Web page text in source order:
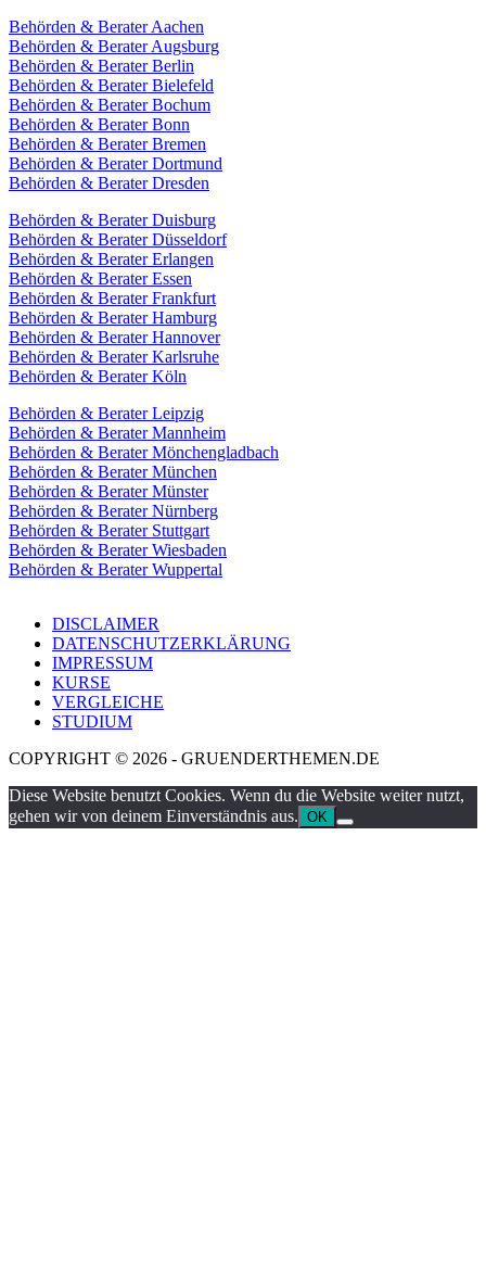
Behörden & Berater Aachen
Behörden & Berater Augsburg
Behörden & Berater Berlin
Behörden & Berater Bielefeld
Behörden & Berater Bochum
Behörden & Berater Bonn
Behörden & Berater Bremen
Behörden & Berater Dortmund
Behörden & Berater Dresden
Behörden & Berater Duisburg
Behörden & Berater Düsseldorf
Behörden & Berater Erlangen
Behörden & Berater Essen
Behörden & Berater Frankfurt
Behörden & Berater Hamburg
Behörden & Berater Hannover
Behörden & Berater Karlsruhe
Behörden & Berater Köln
Behörden & Berater Leipzig
Behörden & Berater Mannheim
Behörden & Berater Mönchengladbach
Behörden & Berater München
Behörden & Berater Münster
Behörden & Berater Nürnberg
Behörden & Berater Stuttgart
Behörden & Berater Wiesbaden
Behörden & Berater Wuppertal
DISCLAIMER
DATENSCHUTZERKLÄRUNG
IMPRESSUM
KURSE
VERGLEICHE
STUDIUM
COPYRIGHT © 2026 - GRUENDERTHEMEN.DE
Diese Website benutzt Cookies. Wenn du die Website weiter nutzt,
gehen wir von deinem Einverständnis aus. OK